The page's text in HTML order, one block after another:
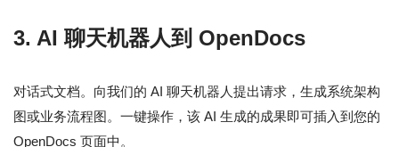
3. AI 聊天机器人到 OpenDocs
对话式文档。向我们的 AI 聊天机器人提出请求，生成系统架构
图或业务流程图。一键操作，该 AI 生成的成果即可插入到您的
OpenDocs 页面中。